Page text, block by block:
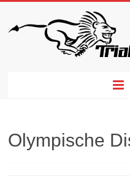
springen
Olympische